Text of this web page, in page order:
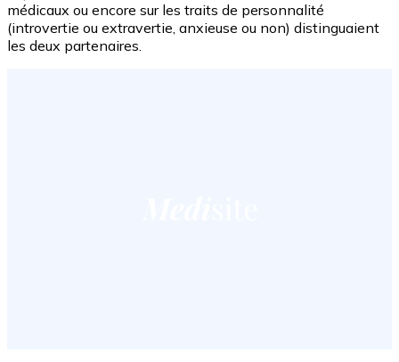
médicaux ou encore sur les traits de personnalité
(introvertie ou extravertie, anxieuse ou non) distinguaient
les deux partenaires.